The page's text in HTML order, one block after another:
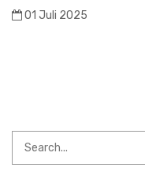
01 Juli 2025